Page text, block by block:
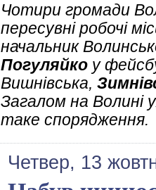
Чотири громади
пересувні робочі
начальник
Погуляйко у
Вишнівська,
Загалом на
таке спорядження.
Четвер, 13